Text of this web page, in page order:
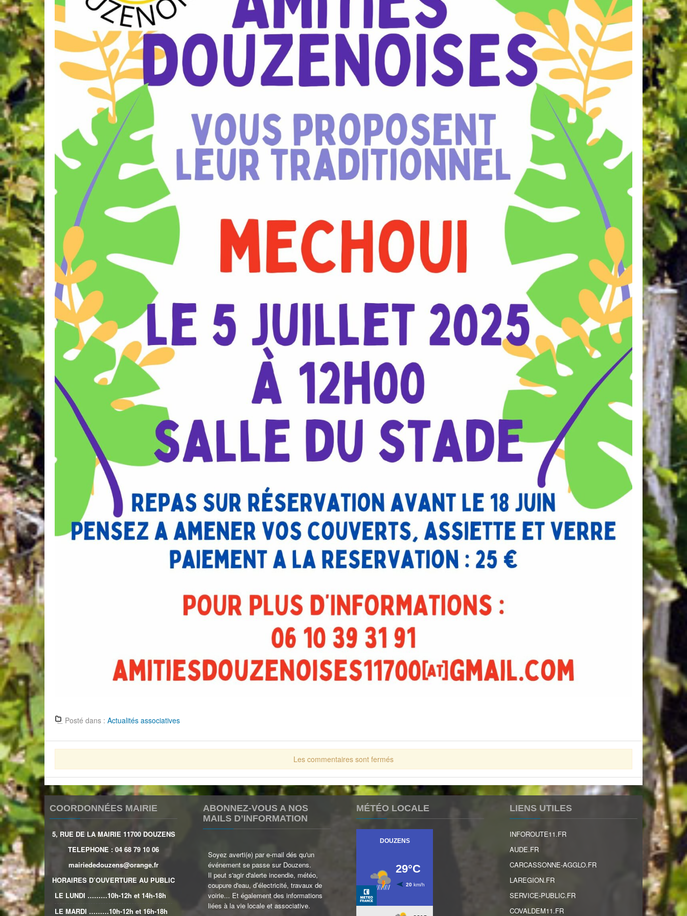
Posté dans : Actualités associatives
Les commentaires sont fermés
COORDONNÉES MAIRIE
5, RUE DE LA MAIRIE 11700 DOUZENS
TELEPHONE : 04 68 79 10 06
mairiededouzens@orange.fr
HORAIRES D’OUVERTURE AU PUBLIC
LE LUNDI ………10h-12h et 14h-18h
LE MARDI ………10h-12h et 16h-18h
ABONNEZ-VOUS A NOS
MAILS D’INFORMATION
Soyez averti(e) par e-mail dés qu'un
événement se passe sur Douzens.
Il peut s'agir d'alerte incendie, météo,
coupure d'eau, d’électricité, travaux de
voirie... Et également des informations
liées à la vie locale et associative.
MÉTÉO LOCALE LIENS UTILES
INFOROUTE11.FR
AUDE.FR
CARCASSONNE-AGGLO.FR
LAREGION.FR
SERVICE-PUBLIC.FR
COVALDEM11.FR